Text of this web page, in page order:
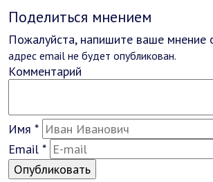
Поделиться мнением
Пожалуйста, напишите ваше мнение
адрес email не будет опубликован.
Комментарий
Имя *
Email *